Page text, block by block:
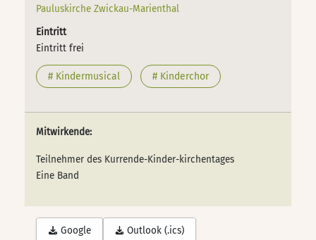
Pauluskirche Zwickau-Marienthal
Eintritt
Eintritt frei
# Kindermusical # Kinderchor
Mitwirkende:
Teilnehmer des Kurrende-Kinder-kirchentages
Eine Band
Google Outlook (.ics)